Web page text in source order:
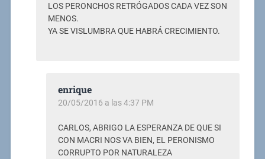
LOS PERONCHOS RETRÓGADOS CADA VEZ SON
MENOS.
YA SE VISLUMBRA QUE HABRÁ CRECIMIENTO.
enrique
20/05/2016 a las 4:37 PM
CARLOS, ABRIGO LA ESPERANZA DE QUE SI
CON MACRI NOS VA BIEN, EL PERONISMO
CORRUPTO POR NATURALEZA